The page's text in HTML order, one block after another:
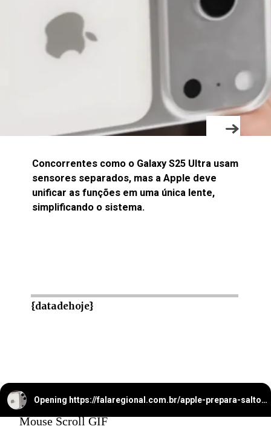
Concorrentes como o Galaxy S25 Ultra usam
sensores separados, mas a Apple deve
unificar as funções em uma única lente,
simplificando o sistema.
{datadehoje}
Opening https://falaregional.com.br/apple-prepara-salto-com-iphone-17-pro-max-e-camera-telefoto-de-48-mp-com-zoom-optico-de-ate-8x.html
Mouse Scroll GIF